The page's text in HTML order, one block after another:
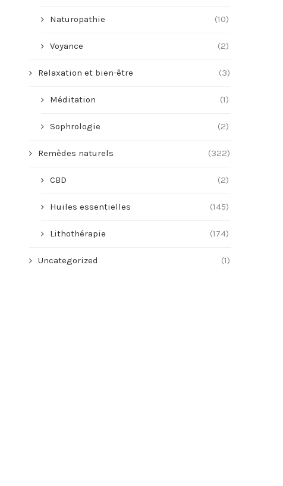
Naturopathie (10)
Voyance (2)
Relaxation et bien-être (3)
Méditation (1)
Sophrologie (2)
Remèdes naturels (322)
CBD (2)
Huiles essentielles (145)
Lithothérapie (174)
Uncategorized (1)